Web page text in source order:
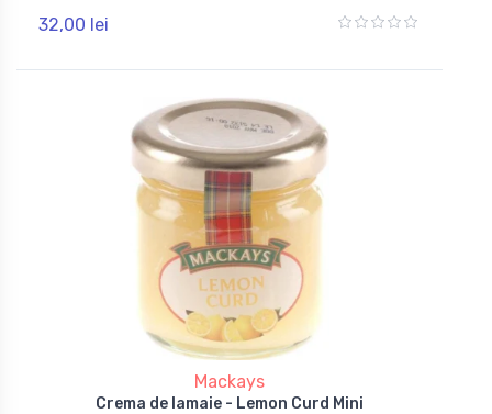
32,00 lei
Mackays
Crema de lamaie - Lemon Curd Mini